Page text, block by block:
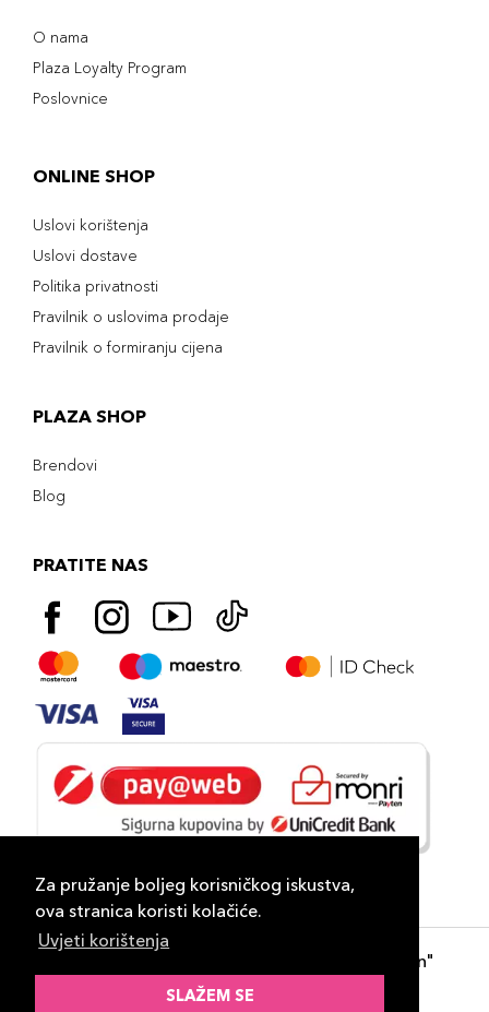
Za pružanje boljeg korisničkog iskustva,
ova stranica koristi kolačiće.
Uvjeti korištenja
SLAŽEM SE
O nama
Plaza Loyalty Program
Poslovnice
ONLINE SHOP
Uslovi korištenja
Uslovi dostave
Politika privatnosti
Pravilnik o uslovima prodaje
Pravilnik o formiranju cijena
PLAZA SHOP
Brendovi
Blog
PRATITE NAS
- "DP Lux Distribution"
d.o.o. Banja Luka
ID-S Consulting d.o.o. Sarajevo